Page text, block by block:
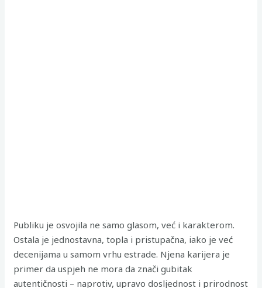
Publiku je osvojila ne samo glasom, već i karakterom.
Ostala je jednostavna, topla i pristupačna, iako je već
decenijama u samom vrhu estrade. Njena karijera je
primer da uspjeh ne mora da znači gubitak
autentičnosti – naprotiv, upravo dosljednost i prirodnost